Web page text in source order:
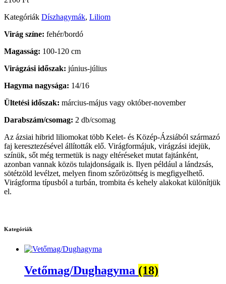
Kategóriák Díszhagymák, Liliom
Virág színe: fehér/bordó
Magasság: 100-120 cm
Virágzási időszak: június-július
Hagyma nagysága: 14/16
Ültetési időszak: március-május vagy október-november
Darabszám/csomag: 2 db/csomag
Az ázsiai hibrid liliomokat több Kelet- és Közép-Ázsiából származó
faj keresztezésével állították elő. Virágformájuk, virágzási idejük,
színük, sőt még termetük is nagy eltéréseket mutat fajtánként,
azonban vannak közös tulajdonságaik is. Ilyen például a lándzsás,
sötétzöld levélzet, melyen finom szőrözöttség is megfigyelhető.
Virágforma típusból a turbán, trombita és kehely alakokat különítjük
el.
Kategóriák
Vetőmag/Dughagyma (18)